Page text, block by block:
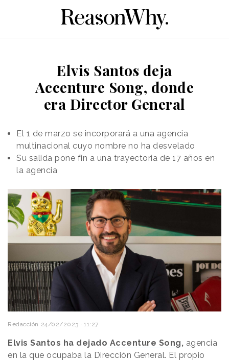
Elvis Santos deja
Accenture Song, donde
era Director General
El 1 de marzo se incorporará a una agencia
multinacional cuyo nombre no ha desvelado
Su salida pone fin a una trayectoria de 17 años en
la agencia
Redacción 24/02/2023 · 11:27
Elvis Santos ha dejado Accenture Song, agencia
en la que ocupaba la Dirección General. El propio